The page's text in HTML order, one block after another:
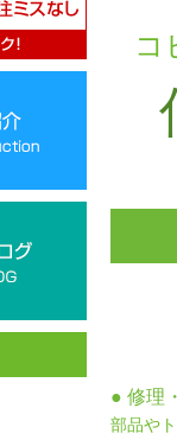
コ
● 修理
部品や